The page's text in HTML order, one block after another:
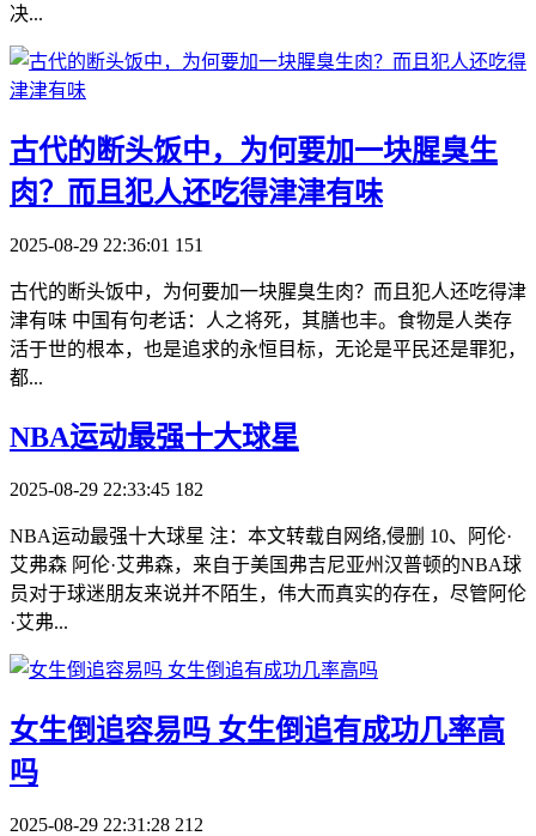
决...
​古代的断头饭中，为何要加一块腥臭生
肉？而且犯人还吃得津津有味
2025-08-29 22:36:01 151
古代的断头饭中，为何要加一块腥臭生肉？而且犯人还吃得津
津有味 中国有句老话：人之将死，其膳也丰。食物是人类存
活于世的根本，也是追求的永恒目标，无论是平民还是罪犯，
都...
​NBA运动最强十大球星
2025-08-29 22:33:45 182
NBA运动最强十大球星 注：本文转载自网络,侵删 10、阿伦·
艾弗森 阿伦·艾弗森，来自于美国弗吉尼亚州汉普顿的NBA球
员对于球迷朋友来说并不陌生，伟大而真实的存在，尽管阿伦
·艾弗...
​女生倒追容易吗 女生倒追有成功几率高
吗
2025-08-29 22:31:28 212